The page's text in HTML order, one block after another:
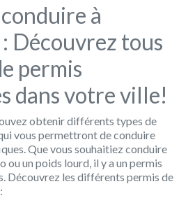
à
Découvrez tous
permis
dans votre ville!
obtenir différents types de
vous permettront de conduire
Que vous souhaitiez conduire
ou un poids lourd, il y a un permis
Découvrez les différents permis de